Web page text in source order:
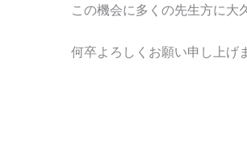
この機会に多くの先生方に大
何卒よろしくお願い申し上げ